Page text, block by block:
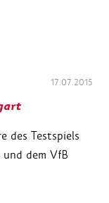
17.07.2015
des Testspiels
dem VfB